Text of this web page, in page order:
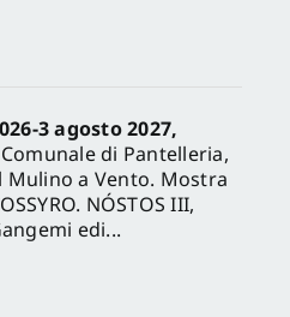
3 agosto 2027,
di Pantelleria,
Mulino a Vento. Mostra
NÓSTOS III,
edi...